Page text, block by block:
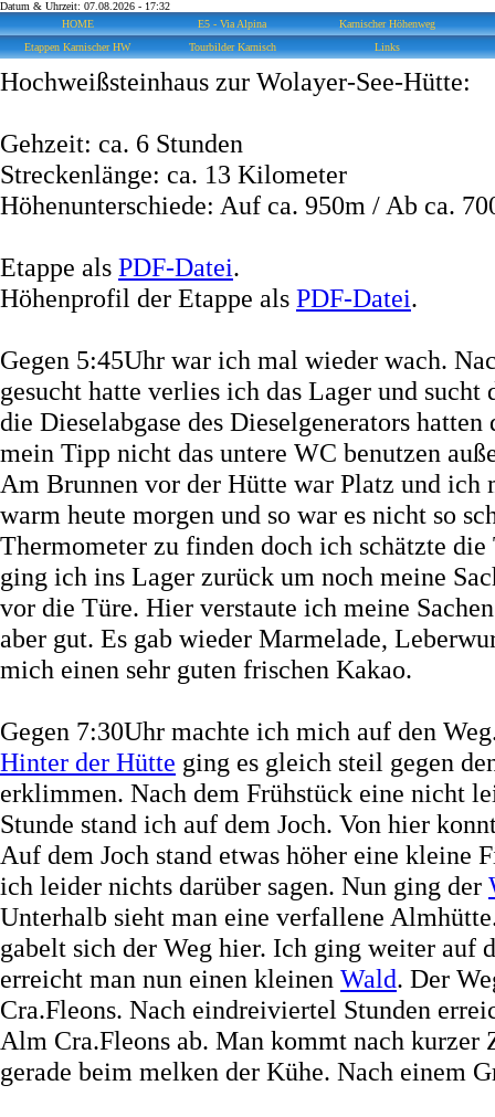
Datum & Uhrzeit: 07.08.2026 - 17:32
HOME
E5 - Via Alpina
Karnischer Höhenweg
Etappen Karnischer HW
Tourbilder Karnisch Links
Hochweißsteinhaus zur Wolayer-See-Hütte:
Gehzeit: ca. 6 Stunden
Streckenlänge: ca. 13 Kilometer
Höhenunterschiede: Auf ca. 950m / Ab ca.
Etappe als PDF-Datei.
Höhenprofil der Etappe als PDF-Datei.
Gegen 5:45Uhr war ich mal wieder wach.
gesucht hatte verlies ich das Lager und
die Dieselabgase des Dieselgenerators
mein Tipp nicht das untere WC benutzen
Am Brunnen vor der Hütte war Platz und
warm heute morgen und so war es nicht so
Thermometer zu finden doch ich schätzte
ging ich ins Lager zurück um noch meine
vor die Türe. Hier verstaute ich meine
aber gut. Es gab wieder Marmelade,
mich einen sehr guten frischen Kakao.
Gegen 7:30Uhr machte ich mich auf den
Hinter der Hütte ging es gleich steil gegen
erklimmen. Nach dem Frühstück eine nicht
Stunde stand ich auf dem Joch. Von hier
Auf dem Joch stand etwas höher eine kleine
ich leider nichts darüber sagen. Nun ging der
Unterhalb sieht man eine verfallene
gabelt sich der Weg hier. Ich ging weiter auf
erreicht man nun einen kleinen Wald. Der
Cra.Fleons. Nach eindreiviertel Stunden
Alm Cra.Fleons ab. Man kommt nach
gerade beim melken der Kühe. Nach einem